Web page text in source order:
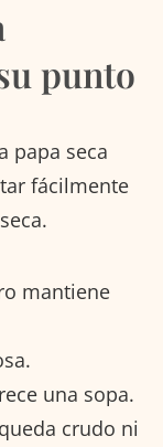
punto
papa seca
fácilmente
mantiene
una sopa.
crudo ni